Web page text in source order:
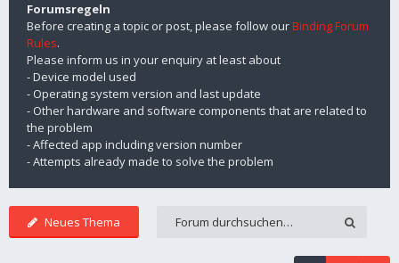
Forumsregeln
Before creating a topic or post, please follow ourBinding Forum
Rules.
Please inform us in your enquiry at least about
- Device model used
- Operating system version and last update
- Other hardware and software components that are related to
the problem
- Affected app including version number
- Attempts already made to solve the problem
Neues Thema